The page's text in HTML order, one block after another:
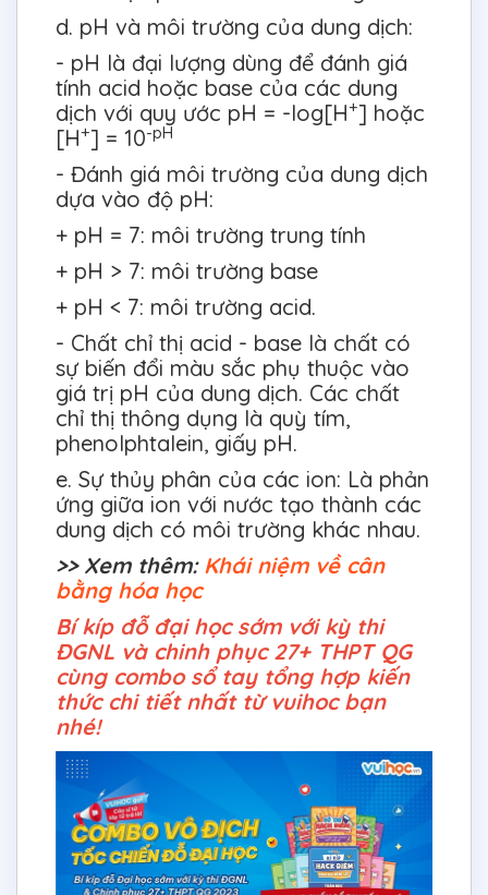
d. pH và môi trường của dung dịch:
- pH là đại lượng dùng để đánh giá
tính acid hoặc base của các dung
dịch với quy ước pH = -log[H+] hoặc
[H+] = 10-pH
- Đánh giá môi trường của dung dịch
dựa vào độ pH:
+ pH = 7: môi trường trung tính
+ pH > 7: môi trường base
+ pH < 7: môi trường acid.
- Chất chỉ thị acid - base là chất có
sự biến đổi màu sắc phụ thuộc vào
giá trị pH của dung dịch. Các chất
chỉ thị thông dụng là quỳ tím,
phenolphtalein, giấy pH.
e. Sự thủy phân của các ion: Là phản
ứng giữa ion với nước tạo thành các
dung dịch có môi trường khác nhau.
>> Xem thêm: Khái niệm về cân
bằng hóa học
Bí kíp đỗ đại học sớm với kỳ thi
ĐGNL và chinh phục 27+ THPT QG
cùng combo sổ tay tổng hợp kiến
thức chi tiết nhất từ vuihoc bạn
nhé!